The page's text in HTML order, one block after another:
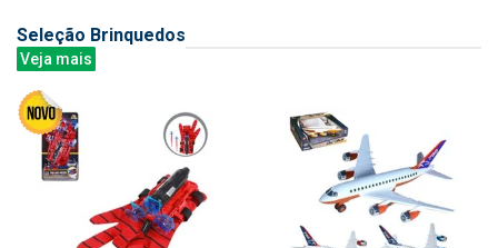
Seleção Brinquedos
Veja mais